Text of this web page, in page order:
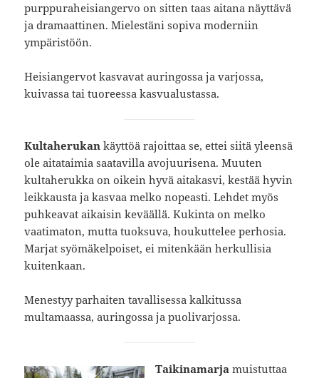
purppuraheisiangervo on sitten taas aitana näyttävä
ja dramaattinen. Mielestäni sopiva moderniin
ympäristöön.
Heisiangervot kasvavat auringossa ja varjossa,
kuivassa tai tuoreessa kasvualustassa.
Kultaherukan käyttöä rajoittaa se, ettei siitä yleensä
ole aitataimia saatavilla avojuurisena. Muuten
kultaherukka on oikein hyvä aitakasvi, kestää hyvin
leikkausta ja kasvaa melko nopeasti. Lehdet myös
puhkeavat aikaisin keväällä. Kukinta on melko
vaatimaton, mutta tuoksuva, houkuttelee perhosia.
Marjat syömäkelpoiset, ei mitenkään herkullisia
kuitenkaan.
Menestyy parhaiten tavallisessa kalkitussa
multamaassa, auringossa ja puolivarjossa.
Taikinamarja muistuttaa